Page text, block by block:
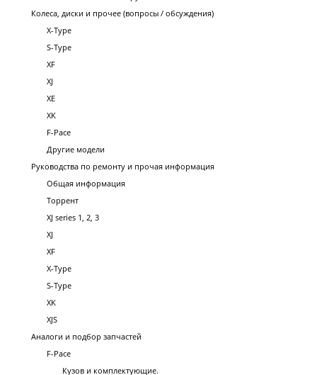
Колеса, диски и прочее (вопросы / обсуждения)
X-Type
S-Type
XF
XJ
XE
XK
F-Pace
Другие модели
Руководства по ремонту и прочая информация
Общая информация
Торрент
XJ series 1, 2, 3
XJ
XF
X-Type
S-Type
XK
XJS
Аналоги и подбор запчастей
F-Pace
Кузов и комплектующие.